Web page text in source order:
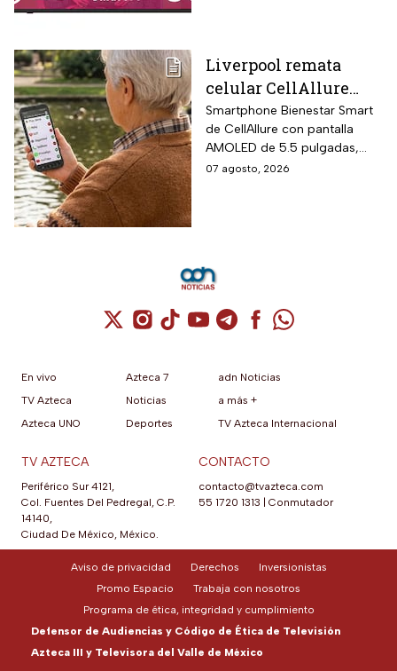
Liverpool remata
celular CellAllure
Smart AMOLED 5.5
pulgadas con botón
SOS, ideal para adultos
mayores: rebaja de 55%
Smartphone Bienestar Smart
de CellAllure con pantalla
AMOLED de 5.5 pulgadas,
sistema operativo Android 13
del equipo que activa llamada
emergencia junto con alarma
sonora potente.
07 agosto, 2026
Cuenta de X / Twitter (se abre en una
Cuenta de Instagram (se abre en una
Cuenta de TikTok (se abre en
Cuenta de YouTube (se abre
Cuenta de Telegram (se
Cuenta de
Cuenta de
En vivo
TV Azteca
Azteca UNO
Azteca 7
Noticias
Deportes
adn Noticias
a más +
TV Azteca Internacional
TV AZTECA
Periférico Sur 4121,
Col. Fuentes Del Pedregal, C.P.
14140,
Ciudad De México, México.
CONTACTO
contacto@tvazteca.com
55 1720 1313 | Conmutador
Aviso de privacidad Derechos
Inversionistas
Promo Espacio
Trabaja con nosotros
Programa de ética, integridad y cumplimiento
Defensor de Audiencias y Código de Ética de Televisión
Azteca III y Televisora del Valle de México